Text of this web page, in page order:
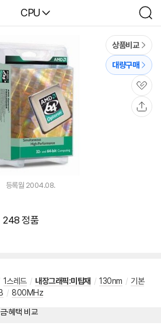
다나와
CPU
검
색
상품비교
대량구매
관
심
등록월 2004.08.
248 정품
1스레드 / 내장그래픽:미탑재 / 130nm / 기본
/ 800MHz